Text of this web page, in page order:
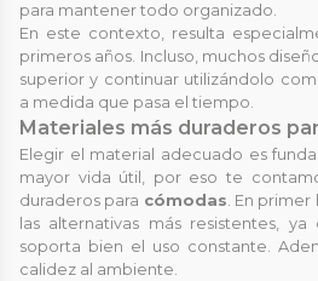
para mantener todo organizado.
En este contexto, resulta
primeros años. Incluso, muchos
superior y continuar utilizándolo
a medida que pasa el tiempo.
Materiales más duraderos
Elegir el material adecuado es
mayor vida útil, por eso te
duraderos para cómodas. En primer
las alternativas más resistentes,
soporta bien el uso constante.
calidez al ambiente.